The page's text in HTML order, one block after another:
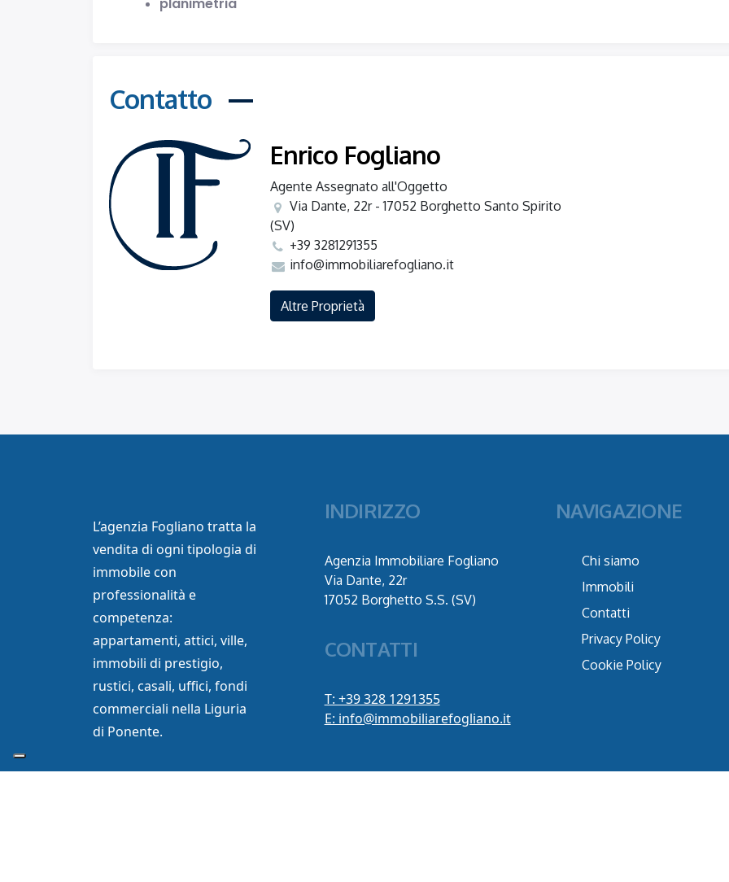
planimetria
Contatto
Enrico Fogliano
Agente Assegnato all'Oggetto
Via Dante, 22r - 17052 Borghetto Santo Spirito
(SV)
+39 3281291355
info@immobiliarefogliano.it
Altre Proprietà
L’agenzia Fogliano tratta la
vendita di ogni tipologia di
immobile con
professionalità e
competenza:
appartamenti, attici, ville,
immobili di prestigio,
rustici, casali, uffici, fondi
commerciali nella Liguria
di Ponente.
INDIRIZZO
Agenzia Immobiliare Fogliano
Via Dante, 22r
17052 Borghetto S.S. (SV)
CONTATTI
T: +39 328 1291355
E: info@immobiliarefogliano.it
NAVIGAZIONE
Chi siamo
Immobili
Contatti
Privacy Policy
Cookie Policy